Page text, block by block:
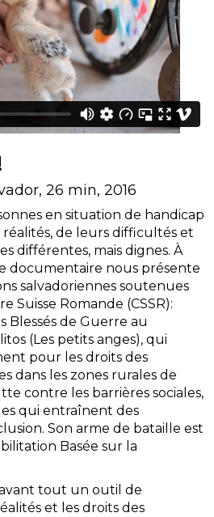
26 min, 2016
en situation de handicap
de leurs difficultés et
différentes, mais dignes. À
documentaire nous présente
salvadoriennes soutenues
Suisse Romande (CSSR):
Blessés de Guerre au
(Les petits anges), qui
pour les droits des
dans les zones rurales de
contre les barrières sociales,
qui entraînent des
Son arme de bataille est
Basée sur la
tout un outil de
et les droits des